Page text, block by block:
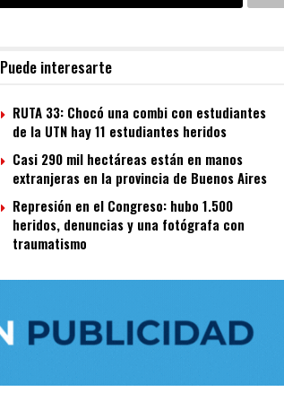
Puede interesarte
RUTA 33: Chocó una combi con estudiantes
de la UTN hay 11 estudiantes heridos
Casi 290 mil hectáreas están en manos
extranjeras en la provincia de Buenos Aires
Represión en el Congreso: hubo 1.500
heridos, denuncias y una fotógrafa con
traumatismo